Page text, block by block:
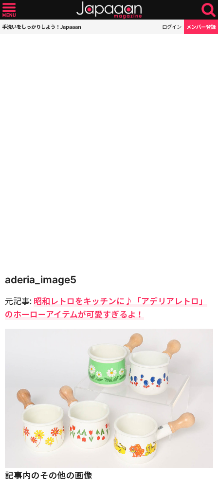
手洗いをしっかりしよう！Japaaan ログイン メンバー登録
aderia_image5
元記事: 昭和レトロをキッチンに♪「アデリアレトロ」
のホーローアイテムが可愛すぎるよ！
記事内のその他の画像